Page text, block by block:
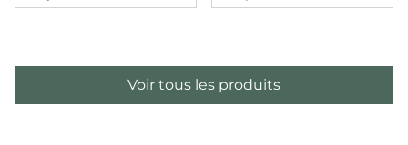
Voir tous les produits